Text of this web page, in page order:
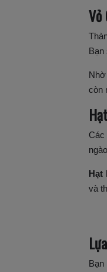
Vỏ
còn
Hạt
Hạt
và